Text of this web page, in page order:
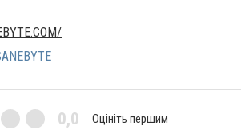
0,0 Оцініть першим